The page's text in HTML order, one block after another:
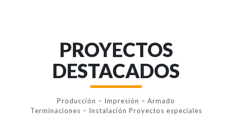
PROYECTOS
DESTACADOS
Producción – Impresión – Armado
Terminaciones – Instalación Proyectos especiales